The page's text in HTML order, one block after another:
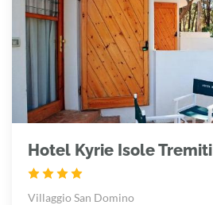
Hotel Kyrie Isole Tremiti
Villaggio San Domino